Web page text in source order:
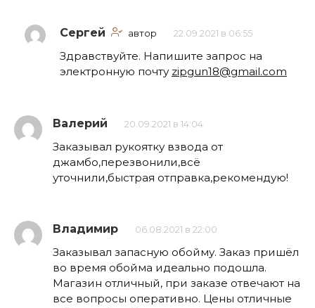
Сергей автор 22.09.2021 в 06:55
Здравствуйте. Напишите запрос на
электронную почту zipgun18@gmail.com
Валерий 20.09.2021 в 14:04
Заказывал рукоятку взвода от
джамбо,перезвонили,всё
уточнили,быстрая отправка,рекомендую!
Владимир 06.08.2021 в 22:00
Заказывал запасную обойму. Заказ пришёл
во время обойма идеально подошла.
Магазин отличный, при заказе отвечают на
все вопросы оперативно. Цены отличные